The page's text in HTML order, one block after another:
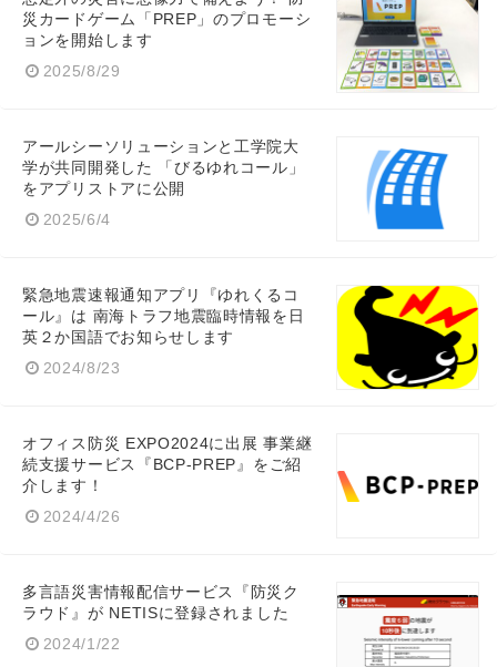
災カードゲーム「PREP」のプロモーシ
ョンを開始します
2025/8/29
アールシーソリューションと工学院大
学が共同開発した 「びるゆれコール」
をアプリストアに公開
2025/6/4
緊急地震速報通知アプリ『ゆれくるコ
ール』は 南海トラフ地震臨時情報を日
英２か国語でお知らせします
2024/8/23
オフィス防災 EXPO2024に出展 事業継
続支援サービス『BCP-PREP』をご紹
介します！
2024/4/26
多言語災害情報配信サービス『防災ク
ラウド』が NETISに登録されました
2024/1/22
English